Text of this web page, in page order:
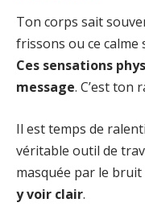
Ton corps sait
frissons ou ce calme
Ces sensations
message. C’est ton
Il est temps de
véritable outil de
masquée par le
y voir clair.